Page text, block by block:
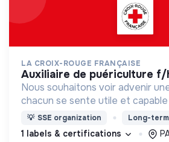
LA CROIX-ROUGE FRANÇAISE
auxiliaire de puériculture
Nous souhaitons voir advenir
chacun se sente utile et capable
nous proposons des moyens et
d’engagement innovants et
💡 SSE organization Long-
1 labels & certifications